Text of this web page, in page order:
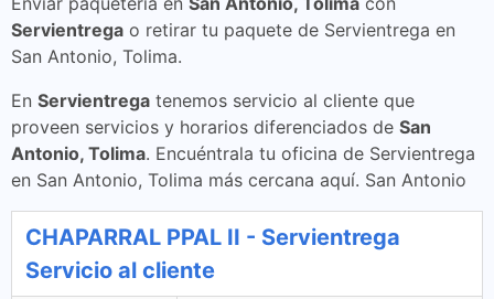
Servientrega o retirar tu paquete de Servientrega en
San Antonio, Tolima.
En Servientrega tenemos servicio al cliente que
proveen servicios y horarios diferenciados de San
Antonio, Tolima. Encuéntrala tu oficina de Servientrega
en San Antonio, Tolima más cercana aquí. San Antonio
CHAPARRAL PPAL II - Servientrega
Servicio al cliente